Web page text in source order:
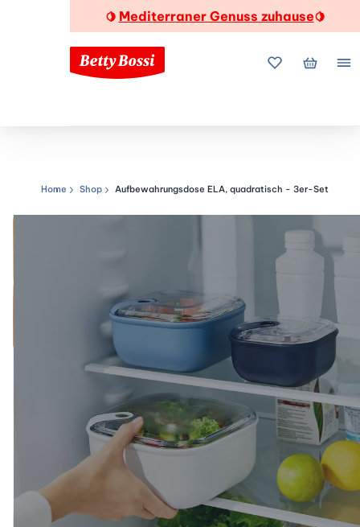
🍋 Mediterraner Genuss zuhause🍋
MeineMein
Navigationspfad
Home Shop Aufbewahrungsdose ELA, quadratisch - 3er-Set